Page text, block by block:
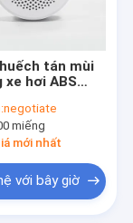
tán mùi
xe hơi ABS
ẩm tạo
thơm mát
negotiate
miếng
mới nhất
với bây giờ